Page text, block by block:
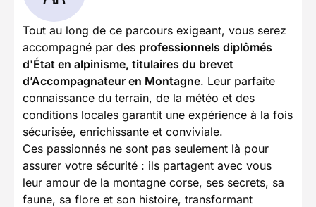
Tout au long de ce parcours exigeant, vous serez
accompagné par des professionnels diplômés
d'État en alpinisme, titulaires du brevet
d’Accompagnateur en Montagne. Leur parfaite
connaissance du terrain, de la météo et des
conditions locales garantit une expérience à la fois
sécurisée, enrichissante et conviviale.
Ces passionnés ne sont pas seulement là pour
assurer votre sécurité : ils partagent avec vous
leur amour de la montagne corse, ses secrets, sa
faune, sa flore et son histoire, transformant